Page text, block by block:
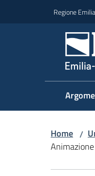
Regione
Home /